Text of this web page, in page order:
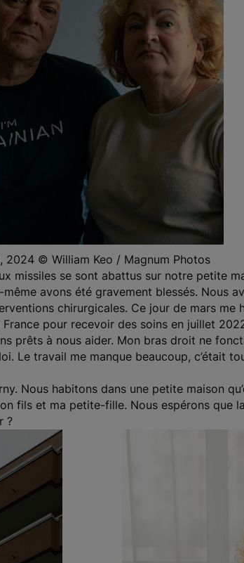
2024 © William Keo / Magnum Photos
missiles se sont abattus sur notre petite
avons été gravement blessés. Nous
chirurgicales. Ce jour de mars me
pour recevoir des soins en juillet
prêts à nous aider. Mon bras droit ne
Le travail me manque beaucoup, c’était
Nous habitons dans une petite maison
fils et ma petite-fille. Nous espérons que
?